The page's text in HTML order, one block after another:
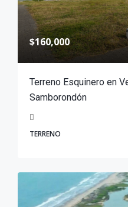
$160,000
Terreno Esquinero en
Samborondón
TERRENO